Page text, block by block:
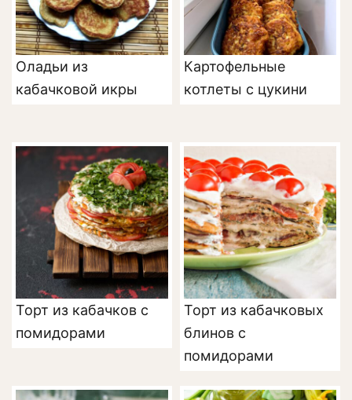
Оладьи из
кабачковой икры
Картофельные
котлеты с цукини
Торт из кабачков с
помидорами
Торт из кабачковых
блинов с
помидорами